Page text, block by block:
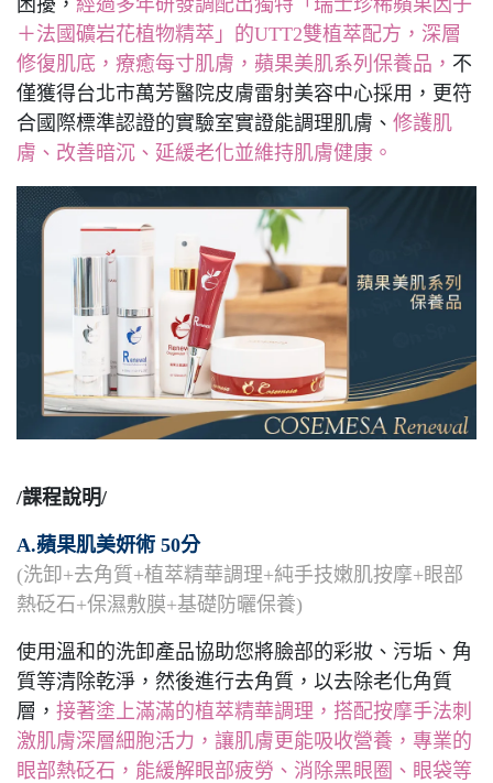
＋法國礦岩花植物精萃」的UTT2雙植萃配方，深層
修復肌底，療癒每寸肌膚，蘋果美肌系列保養品， 不
僅獲得台北市萬芳醫院皮膚雷射美容中心採用，更符
合國際標準認證的實驗室實證能調理肌膚、 修護肌
膚、改善暗沉、延緩老化並維持肌膚健康。
/課程說明/
A.蘋果肌美妍術 50分
(洗卸+去角質+植萃精華調理+純手技嫩肌按摩+眼部
熱砭石+保濕敷膜+基礎防曬保養)
使用溫和的洗卸產品協助您將臉部的彩妝、污垢、角
質等清除乾淨，然後進行去角質，以去除老化角質
層， 接著塗上滿滿的植萃精華調理，搭配按摩手法刺
激肌膚深層細胞活力，讓肌膚更能吸收營養，專業的
眼部熱砭石，能緩解眼部疲勞、消除黑眼圈、眼袋等